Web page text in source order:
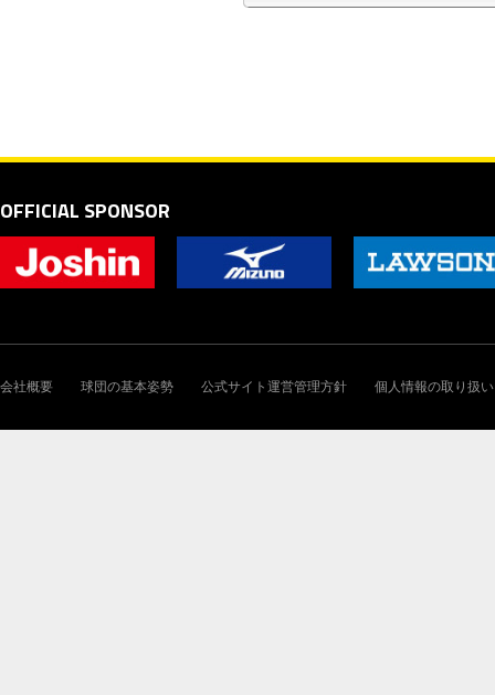
OFFICIAL SPONSOR
会社概要 球団の基本姿勢 公式サイト運営管理方針 個人情報の取り扱い